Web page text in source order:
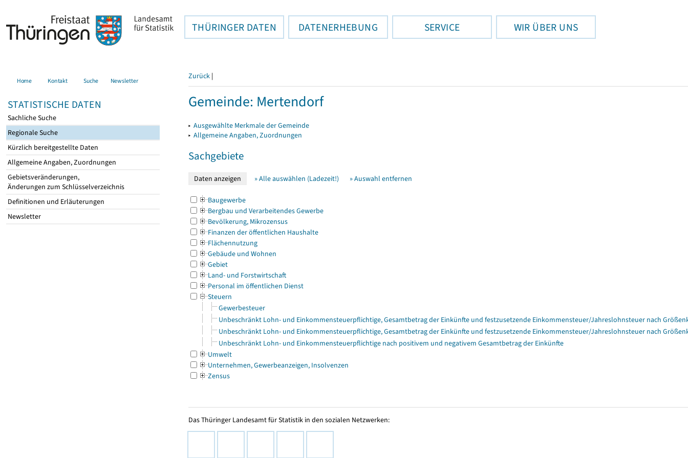
THÜRINGER DATEN DATENERHEBUNG SERVICE WIR ÜBER UNS
Home Kontakt Suche Newsletter
STATISTISCHE DATEN
Sachliche Suche
Regionale Suche
Kürzlich bereitgestellte Daten
Allgemeine Angaben, Zuordnungen
Gebietsveränderungen,
Änderungen zum Schlüsselverzeichnis
Definitionen und Erläuterungen
Newsletter
Zurück |
Gemeinde: Mertendorf
▸ Ausgewählte Merkmale der Gemeinde
▸ Allgemeine Angaben, Zuordnungen
Sachgebiete
» Alle auswählen (Ladezeit!) » Auswahl entfernen
Baugewerbe
Bergbau und Verarbeitendes Gewerbe
Bevölkerung, Mikrozensus
Finanzen der öffentlichen Haushalte
Flächennutzung
Gebäude und Wohnen
Gebiet
Land- und Forstwirtschaft
Personal im öffentlichen Dienst
Steuern
Gewerbesteuer
Unbeschränkt Lohn- und Einkommensteuerpflichtige, Gesamtbetrag der Einkünfte und festzusetzende Einkommensteuer/Jahreslohnsteuer nach
Unbeschränkt Lohn- und Einkommensteuerpflichtige, Gesamtbetrag der Einkünfte und festzusetzende Einkommensteuer/Jahreslohnsteuer nach
Unbeschränkt Lohn- und Einkommensteuerpflichtige nach positivem und negativem Gesamtbetrag der Einkünfte
Umwelt
Unternehmen, Gewerbeanzeigen, Insolvenzen
Zensus
Das Thüringer Landesamt für Statistik in den sozialen Netzwerken: